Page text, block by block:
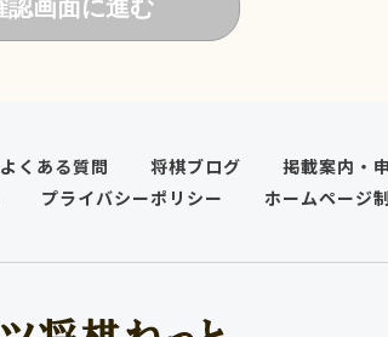
よくある質問 将棋ブログ 掲載案内・
プライバシーポリシー ホームページ